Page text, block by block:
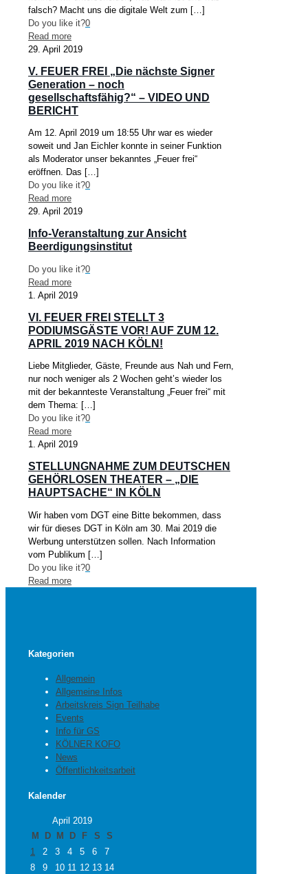
falsch? Macht uns die digitale Welt zum […]
Do you like it?0
Read more
29. April 2019
V. FEUER FREI „Die nächste Signer
Generation – noch
gesellschaftsfähig?“ – VIDEO UND
BERICHT
Am 12. April 2019 um 18:55 Uhr war es wieder
soweit und Jan Eichler konnte in seiner Funktion
als Moderator unser bekanntes „Feuer frei“
eröffnen. Das […]
Do you like it?0
Read more
29. April 2019
Info-Veranstaltung zur Ansicht
Beerdigungsinstitut
Do you like it?0
Read more
1. April 2019
VI. FEUER FREI STELLT 3
PODIUMSGÄSTE VOR! AUF ZUM 12.
APRIL 2019 NACH KÖLN!
Liebe Mitglieder, Gäste, Freunde aus Nah und Fern,
nur noch weniger als 2 Wochen geht’s wieder los
mit der bekannteste Veranstaltung „Feuer frei“ mit
dem Thema: […]
Do you like it?0
Read more
1. April 2019
STELLUNGNAHME ZUM DEUTSCHEN
GEHÖRLOSEN THEATER – „DIE
HAUPTSACHE“ IN KÖLN
Wir haben vom DGT eine Bitte bekommen, dass
wir für dieses DGT in Köln am 30. Mai 2019 die
Werbung unterstützen sollen. Nach Information
vom Publikum […]
Do you like it?0
Read more
Kategorien
Allgemein
Allgemeine Infos
Arbeitskreis Sign Teilhabe
Events
Info für GS
KÖLNER KOFO
News
Öffentlichkeitsarbeit
Kalender
April 2019
M
D M D F S
S
1
2 3 4 5 6
7
8
9 10 11 12 13 14